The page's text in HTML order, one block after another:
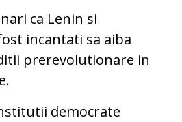
ca Lenin si
incantati sa aiba
prerevolutionare in
democrate